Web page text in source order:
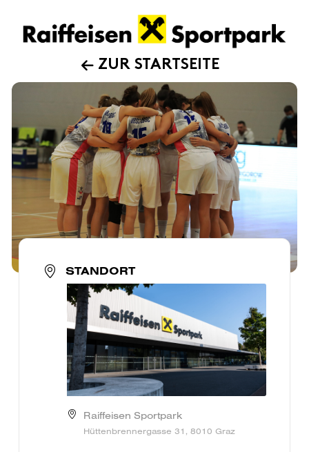
ZUR STARTSEITE
STANDORT
Raiffeisen Sportpark
Hüttenbrennergasse 31, 8010 Graz